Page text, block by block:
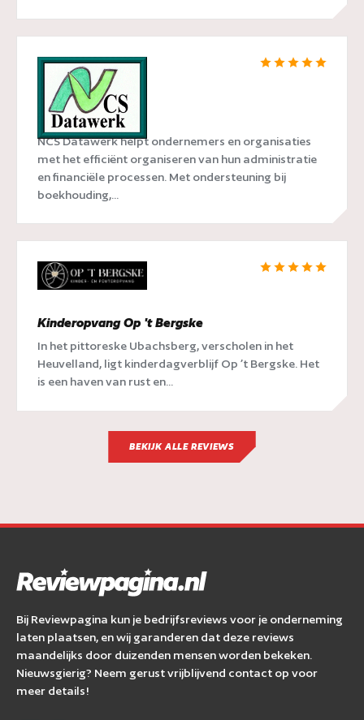
NCS Datawerk
NCS Datawerk helpt ondernemers en organisaties
met het efficiënt organiseren van hun administratie
en financiële processen. Met ondersteuning bij
boekhouding,...
Kinderopvang Op 't Bergske
In het pittoreske Ubachsberg, verscholen in het
Heuvelland, ligt kinderdagverblijf Op ’t Bergske. Het
is een haven van rust en...
BEKIJK ALLE REVIEWS
Bij Reviewpagina kun je bedrijfsreviews voor je onderneming
laten plaatsen, en wij garanderen dat deze reviews
maandelijks door duizenden mensen worden bekeken.
Nieuwsgierig? Neem gerust vrijblijvend contact op voor
meer details!